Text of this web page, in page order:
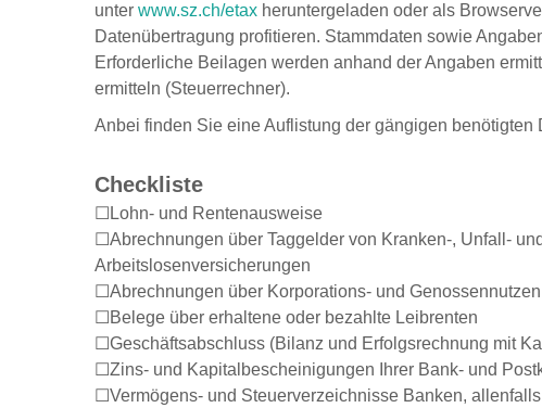
unter www.sz.ch/etax heruntergeladen oder als
Datenübertragung profitieren. Stammdaten sowie
Erforderliche Beilagen werden anhand der Angaben
ermitteln (Steuerrechner).
Anbei finden Sie eine Auflistung der gängigen benötigten
Checkliste
Lohn- und Rentenausweise
Abrechnungen über Taggelder von Kranken-, Unfall- und
Arbeitslosenversicherungen
Abrechnungen über Korporations- und Genossennutzen
Belege über erhaltene oder bezahlte Leibrenten
Geschäftsabschluss (Bilanz und Erfolgsrechnung mit
Zins- und Kapitalbescheinigungen Ihrer Bank- und
Vermögens- und Steuerverzeichnisse Banken,